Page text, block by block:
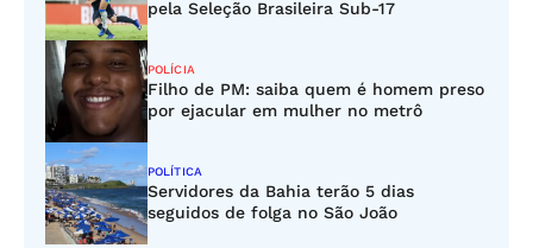
pela Seleção Brasileira Sub-17
POLÍCIA
Filho de PM: saiba quem é homem preso
por ejacular em mulher no metrô
POLÍTICA
Servidores da Bahia terão 5 dias
seguidos de folga no São João